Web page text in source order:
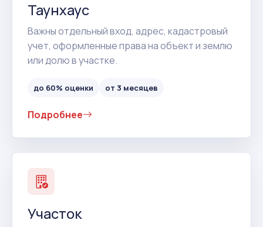
Таунхаус
Важны отдельный вход, адрес, кадастровый
учет, оформленные права на объект и землю
или долю в участке.
до 60% оценки от 3 месяцев
Подробнее
Участок